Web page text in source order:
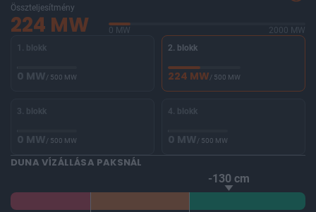
Összteljesítmény
224 MW 0 MW
2000 MW
1. blokk
0 MW/ 500 MW
2. blokk
224 MW/ 500 MW
3. blokk
0 MW/ 500 MW
4. blokk
0 MW/ 500 MW
DUNA VÍZÁLLÁSA PAKSNÁL
-130 cm